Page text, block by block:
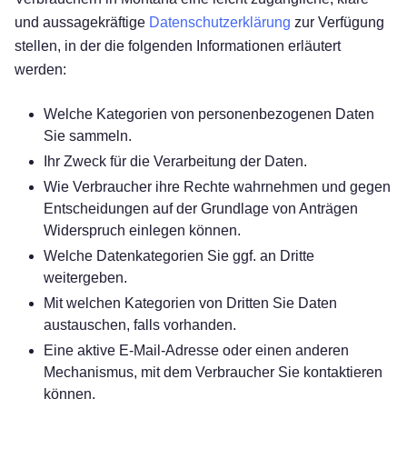
und aussagekräftige Datenschutzerklärung zur Verfügung
stellen, in der die folgenden Informationen erläutert
werden:
Welche Kategorien von personenbezogenen Daten
Sie sammeln.
Ihr Zweck für die Verarbeitung der Daten.
Wie Verbraucher ihre Rechte wahrnehmen und gegen
Entscheidungen auf der Grundlage von Anträgen
Widerspruch einlegen können.
Welche Datenkategorien Sie ggf. an Dritte
weitergeben.
Mit welchen Kategorien von Dritten Sie Daten
austauschen, falls vorhanden.
Eine aktive E-Mail-Adresse oder einen anderen
Mechanismus, mit dem Verbraucher Sie kontaktieren
können.